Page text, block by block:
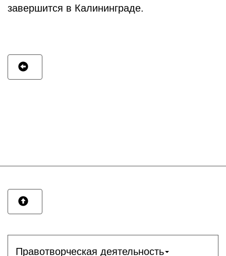
завершится в Калининграде.
Правотворческая деятельность